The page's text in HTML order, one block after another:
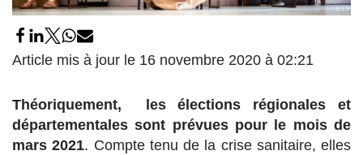
Article mis à jour le 16 novembre 2020 à 02:21
Théoriquement, les élections régionales et
départementales sont prévues pour le mois de
mars 2021. Compte tenu de la crise sanitaire, elles